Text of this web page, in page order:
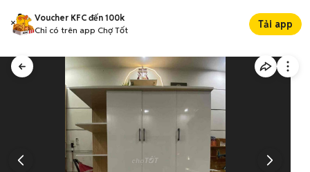
Voucher KFC đến 100k
Chỉ có trên app Chợ Tốt
Tải app